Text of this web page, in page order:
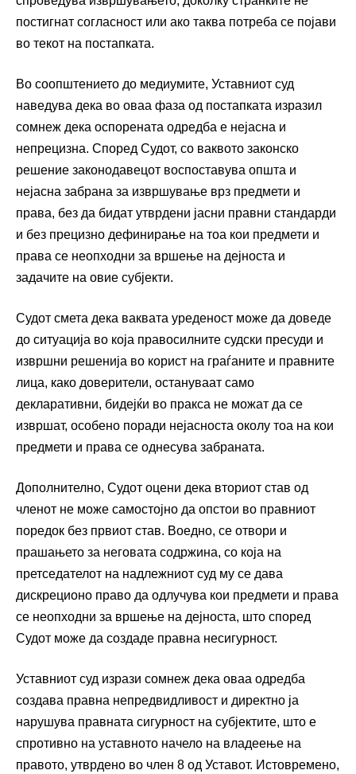
постигнат согласност или ако таква потреба се појави
во текот на постапката.
Во соопштението до медиумите, Уставниот суд
наведува дека во оваа фаза од постапката изразил
сомнеж дека оспорената одредба е нејасна и
непрецизна. Според Судот, со ваквото законско
решение законодавецот воспоставува општа и
нејасна забрана за извршување врз предмети и
права, без да бидат утврдени јасни правни стандарди
и без прецизно дефинирање на тоа кои предмети и
права се неопходни за вршење на дејноста и
задачите на овие субјекти.
Судот смета дека ваквата уреденост може да доведе
до ситуација во која правосилните судски пресуди и
извршни решенија во корист на граѓаните и правните
лица, како доверители, остануваат само
декларативни, бидејќи во пракса не можат да се
извршат, особено поради нејасноста околу тоа на кои
предмети и права се однесува забраната.
Дополнително, Судот оцени дека вториот став од
членот не може самостојно да опстои во правниот
поредок без првиот став. Воедно, се отвори и
прашањето за неговата содржина, со која на
претседателот на надлежниот суд му се дава
дискреционо право да одлучува кои предмети и права
се неопходни за вршење на дејноста, што според
Судот може да создаде правна несигурност.
Уставниот суд изрази сомнеж дека оваа одредба
создава правна непредвидливост и директно ја
нарушува правната сигурност на субјектите, што е
спротивно на уставното начело на владеење на
правото, утврдено во член 8 од Уставот. Истовремено,